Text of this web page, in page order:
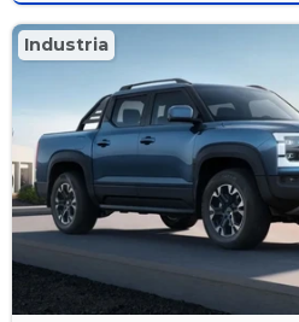
Industria